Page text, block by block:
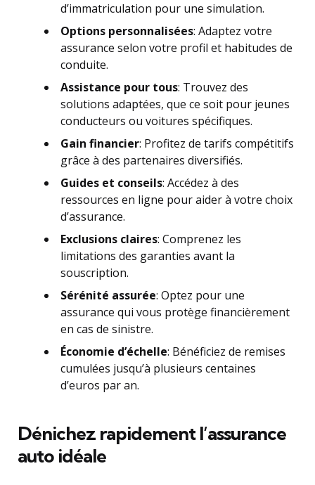
d’immatriculation pour une simulation.
Options personnalisées: Adaptez votre
assurance selon votre profil et habitudes de
conduite.
Assistance pour tous: Trouvez des
solutions adaptées, que ce soit pour jeunes
conducteurs ou voitures spécifiques.
Gain financier: Profitez de tarifs compétitifs
grâce à des partenaires diversifiés.
Guides et conseils: Accédez à des
ressources en ligne pour aider à votre choix
d’assurance.
Exclusions claires: Comprenez les
limitations des garanties avant la
souscription.
Sérénité assurée: Optez pour une
assurance qui vous protège financièrement
en cas de sinistre.
Économie d’échelle: Bénéficiez de remises
cumulées jusqu’à plusieurs centaines
d’euros par an.
Dénichez rapidement l’assurance
auto idéale